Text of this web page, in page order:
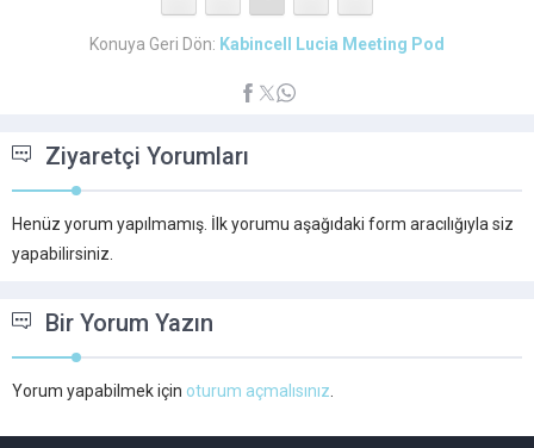
Konuya Geri Dön: Kabincell Lucia Meeting Pod
Ziyaretçi Yorumları
Henüz yorum yapılmamış. İlk yorumu aşağıdaki form aracılığıyla siz
yapabilirsiniz.
Bir Yorum Yazın
Yorum yapabilmek için oturum açmalısınız